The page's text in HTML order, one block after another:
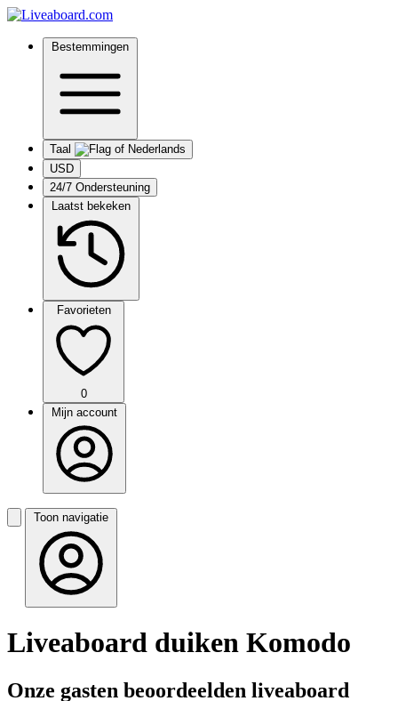
Bestemmingen
Taal
USD
24/7 Ondersteuning
Laatst bekeken
Favorieten
0
Mijn account
Toon navigatie
Liveaboard duiken Komodo
Onze gasten beoordeelden liveaboard